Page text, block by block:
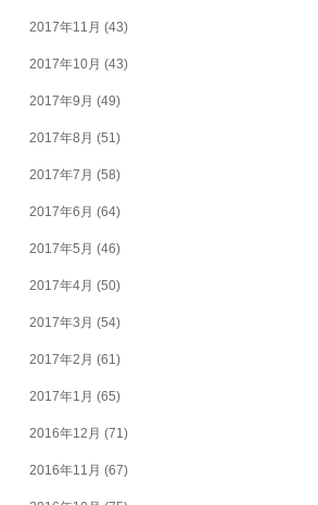
2017年11月 (43)
2017年10月 (43)
2017年9月 (49)
2017年8月 (51)
2017年7月 (58)
2017年6月 (64)
2017年5月 (46)
2017年4月 (50)
2017年3月 (54)
2017年2月 (61)
2017年1月 (65)
2016年12月 (71)
2016年11月 (67)